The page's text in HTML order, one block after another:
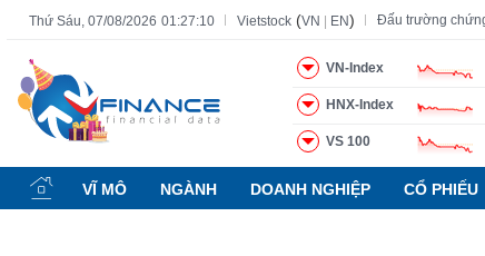
Thứ Sáu, 07/08/2026 01:27:11 Vietstock(VN EN) Đấu trường
VN-Index
HNX-Index
VS 100
VĨ MÔ NGÀNH DOANH NGHIỆP CỔ PHIẾU
Tất cả Tính năng Ngành Mã chứng khoán Lãnh
Tính
năng
(-)